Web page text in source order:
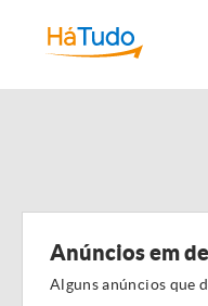
Anúncios em
Alguns anúncios que